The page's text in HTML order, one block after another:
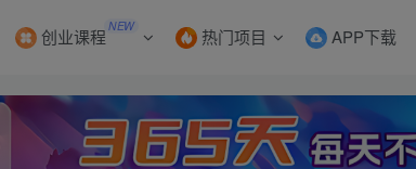
创业课程 NEW 热门项目 APP下载